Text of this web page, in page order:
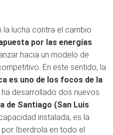
la lucha contra el cambio
por las energías
hacia un modelo de
En este sentido, la
es uno de los focos de la
desarrollado dos nuevos
de Santiago (San Luis
instalada, es la
Iberdrola en todo el